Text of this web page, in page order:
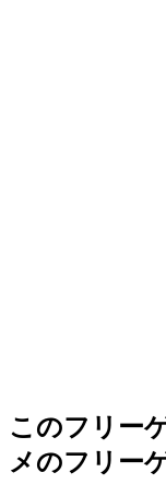
このフリー
メのフリー